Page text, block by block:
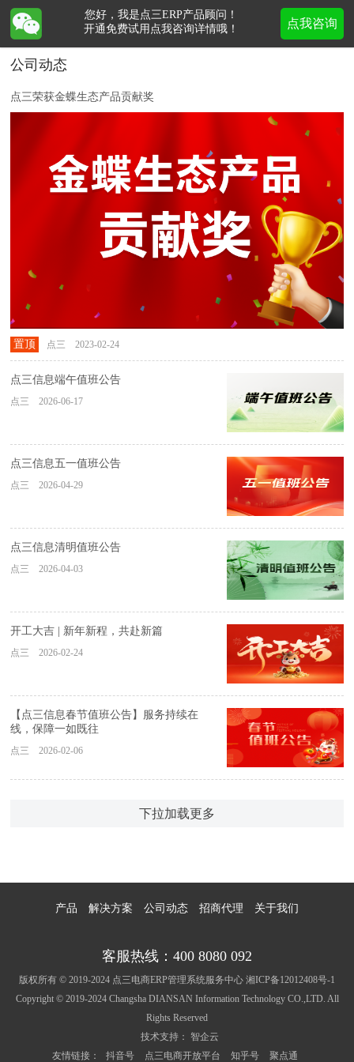
公司动态
点三荣获金蝶生态产品贡献奖
置顶 点三 2023-02-24
点三信息端午值班公告
点三 2026-06-17
点三信息五一值班公告
点三 2026-04-29
点三信息清明值班公告
点三 2026-04-03
开工大吉 | 新年新程，共赴新篇
点三 2026-02-24
【点三信息春节值班公告】服务持续在
线，保障一如既往
点三 2026-02-06
下拉加载更多
产品 解决方案 公司动态 招商代理 关于我们
客服热线：400 8080 092
版权所有 © 2019-2024 点三电商ERP管理系统服务中心 湘ICP备12012408号-1
Copyright © 2019-2024 Changsha DIANSAN Information Technology CO.,LTD. All
Rights Reserved
技术支持：
智企云
友情链接：
抖音号 点三电商开放平台 知乎号 聚点通
点我咨询
您好，我是点三ERP产品顾问！
开通免费试用点我咨询详情哦！